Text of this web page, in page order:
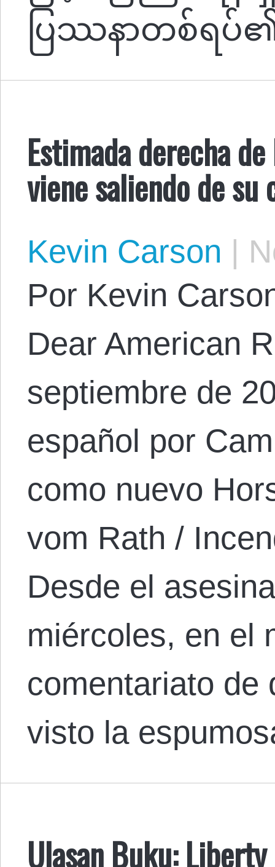
ပြဿနာတစ်ရပ်
Estimada derecha
viene saliendo de su
Kevin Carson |
Por Kevin
Dear American
septiembre de
español por
como nuevo
vom Rath /
Desde el
miércoles, en el
comentariato de
visto la
Ulasan Buku: